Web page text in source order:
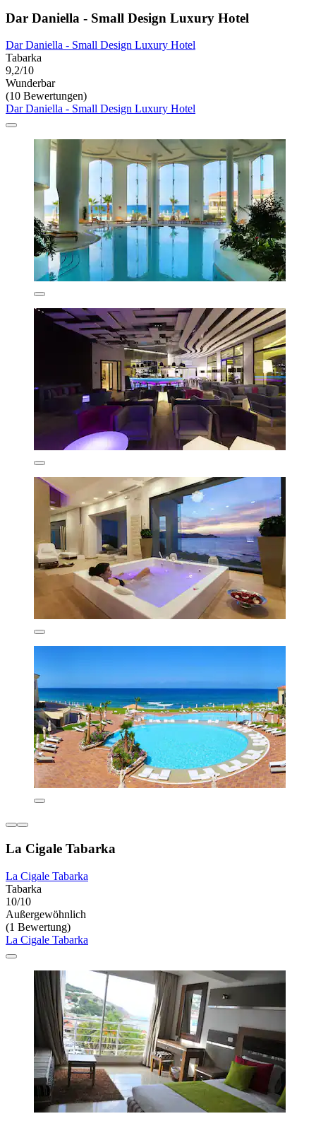
Dar Daniella - Small Design Luxury Hotel
Dar Daniella - Small Design Luxury Hotel
Tabarka
9,2/10
Wunderbar
(10 Bewertungen)
Dar Daniella - Small Design Luxury Hotel
La Cigale Tabarka
La Cigale Tabarka
Tabarka
10/10
Außergewöhnlich
(1 Bewertung)
La Cigale Tabarka